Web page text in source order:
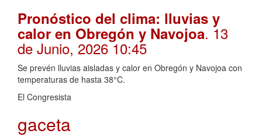
Pronóstico del clima: lluvias y
calor en Obregón y Navojoa. 13
de Junio, 2026 10:45
Se prevén lluvias aisladas y calor en Obregón y Navojoa con
temperaturas de hasta 38°C.
El Congresista
gaceta